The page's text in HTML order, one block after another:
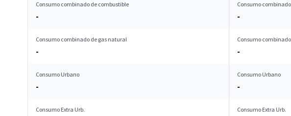
Consumo combinado de combustible
-
Consumo
-
Consumo combinado de gas natural
-
Consumo
-
Consumo Urbano
-
Consumo Urbano
-
Consumo Extra Urb. Consumo Extra Urb.